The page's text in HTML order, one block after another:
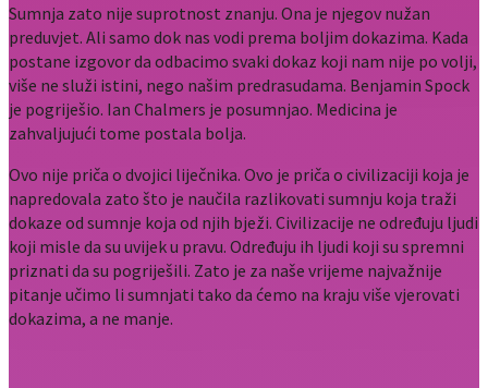
Sumnja zato nije suprotnost znanju. Ona je njegov nužan
preduvjet. Ali samo dok nas vodi prema boljim dokazima. Kada
postane izgovor da odbacimo svaki dokaz koji nam nije po volji,
više ne služi istini, nego našim predrasudama. Benjamin Spock
je pogriješio. Ian Chalmers je posumnjao. Medicina je
zahvaljujući tome postala bolja.
Ovo nije priča o dvojici liječnika. Ovo je priča o civilizaciji koja je
napredovala zato što je naučila razlikovati sumnju koja traži
dokaze od sumnje koja od njih bježi. Civilizacije ne određuju ljudi
koji misle da su uvijek u pravu. Određuju ih ljudi koji su spremni
priznati da su pogriješili. Zato je za naše vrijeme najvažnije
pitanje učimo li sumnjati tako da ćemo na kraju više vjerovati
dokazima, a ne manje.